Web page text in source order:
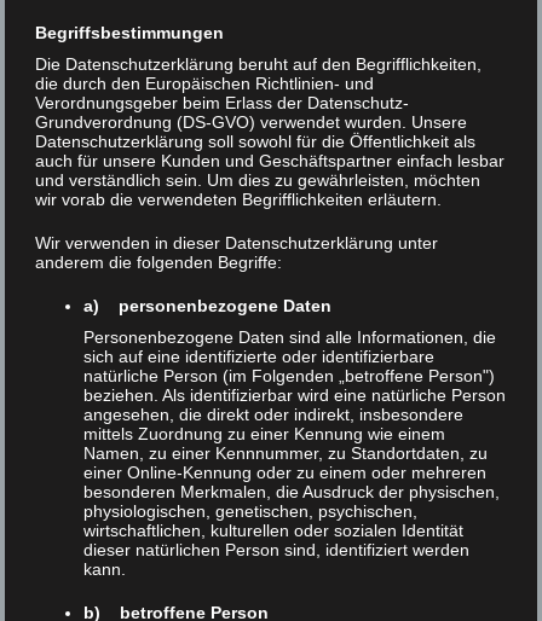
Mit einer Feierstunde hat die XLAB Stiftung
am15. April 2026 offiziell ihr neues
Begegnungszentrum mit Wohntraktin
Göttingen-Weende eröffnet. Der Neubau
ergänzt das XLAB Experimentallabor um
Seminarräume, Wohnräume und
Gemeinschaftsbereiche und schafft damit
neue Möglichkeiten für mehrtägige Kurse,
Science Camps, universitäre Seminare und
weitere Bildungsangebote.
Mit dem neuen Gebäude entsteht ein Ort, an
demBildung, Begegnung und
naturwissenschaftlicher Austauschauf
Begriffsbestimmungen
Die Datenschutzerklärung beruht auf den Begrifflichkeiten,
die durch den Europäischen Richtlinien- und
Verordnungsgeber beim Erlass der Datenschutz-
Grundverordnung (DS-GVO) verwendet wurden. Unsere
Datenschutzerklärung soll sowohl für die Öffentlichkeit als
auch für unsere Kunden und Geschäftspartner einfach lesbar
und verständlich sein. Um dies zu gewährleisten, möchten
wir vorab die verwendeten Begrifflichkeiten erläutern.
Wir verwenden in dieser Datenschutzerklärung unter
anderem die folgenden Begriffe:
a) personenbezogene Daten
Personenbezogene Daten sind alle Informationen, die
sich auf eine identifizierte oder identifizierbare
natürliche Person (im Folgenden „betroffene Person")
beziehen. Als identifizierbar wird eine natürliche Person
angesehen, die direkt oder indirekt, insbesondere
mittels Zuordnung zu einer Kennung wie einem
Namen, zu einer Kennnummer, zu Standortdaten, zu
einer Online-Kennung oder zu einem oder mehreren
besonderen Merkmalen, die Ausdruck der physischen,
physiologischen, genetischen, psychischen,
wirtschaftlichen, kulturellen oder sozialen Identität
dieser natürlichen Person sind, identifiziert werden
kann.
b) betroffene Person